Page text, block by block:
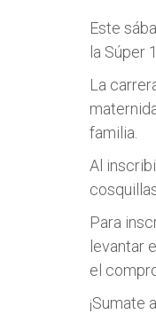
Este
la Súper
La
familia.
Al
Para
levantar
el
¡Sumate